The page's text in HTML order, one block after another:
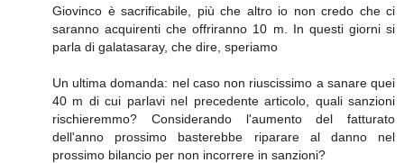
Giovinco è sacrificabile, più che altro io non credo che ci
saranno acquirenti che offriranno 10 m. In questi giorni si
parla di galatasaray, che dire, speriamo
Un ultima domanda: nel caso non riuscissimo a sanare quei
40 m di cui parlavi nel precedente articolo, quali sanzioni
rischieremmo? Considerando l'aumento del fatturato
dell'anno prossimo basterebbe riparare al danno nel
prossimo bilancio per non incorrere in sanzioni?